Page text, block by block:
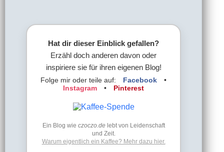
Hat dir dieser Einblick gefallen?
Erzähl doch anderen davon oder
inspiriere sie für ihren eigenen Blog!
Folge mir oder teile auf: Facebook
•
Instagram
• Pinterest
Ein Blog wie czoczo.delebt von Leidenschaft
und Zeit.
Warum eigentlich ein Kaffee? Mehr dazu hier.